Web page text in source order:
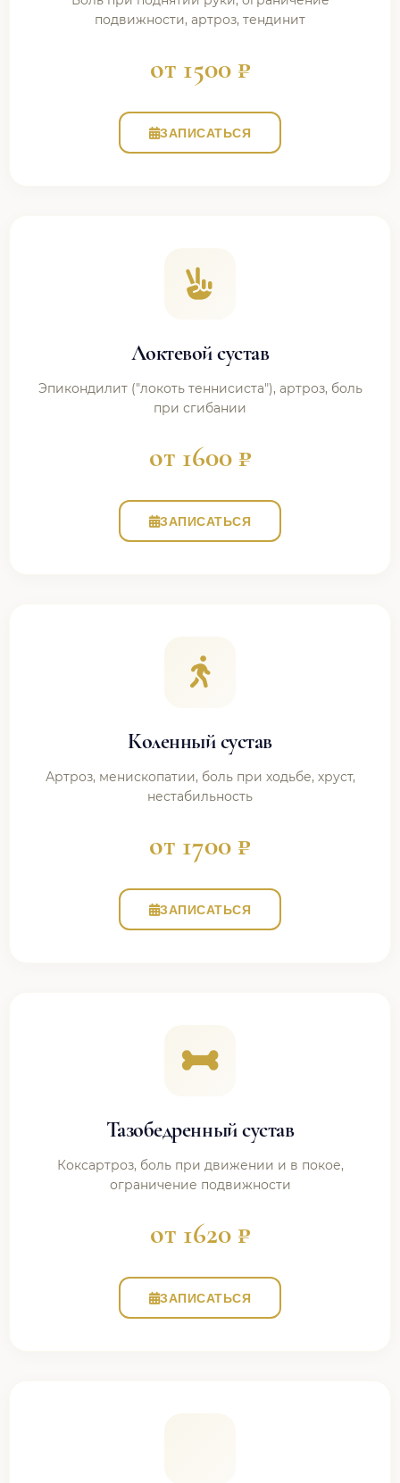
подвижности, артроз, тендинит
от 1500 ₽
ЗАПИСАТЬСЯ
Локтевой сустав
Эпикондилит ("локоть теннисиста"), артроз, боль
при сгибании
от 1600 ₽
ЗАПИСАТЬСЯ
Коленный сустав
Артроз, менископатии, боль при ходьбе, хруст,
нестабильность
от 1700 ₽
ЗАПИСАТЬСЯ
Тазобедренный сустав
Коксартроз, боль при движении и в покое,
ограничение подвижности
от 1620 ₽
ЗАПИСАТЬСЯ